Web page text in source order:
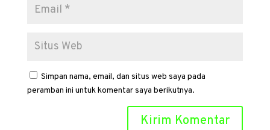
Simpan nama, email, dan situs web saya pada
peramban ini untuk komentar saya berikutnya.